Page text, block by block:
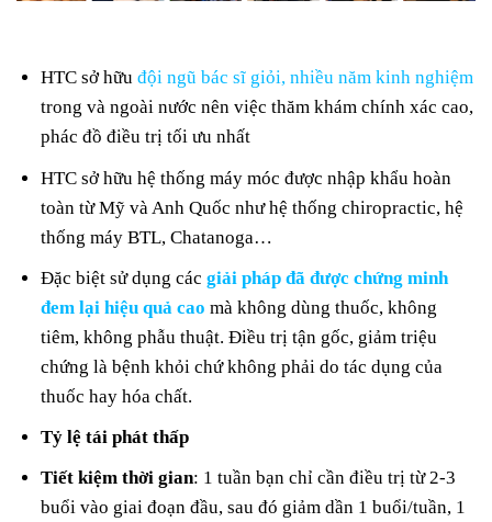
HTC sở hữuđội ngũ bác sĩ giỏi, nhiều năm kinh nghiệm
trong và ngoài nước nên việc thăm khám chính xác cao,
phác đồ điều trị tối ưu nhất
HTC sở hữu hệ thống máy móc được nhập khẩu hoàn
toàn từ Mỹ và Anh Quốc như hệ thống chiropractic, hệ
thống máy BTL, Chatanoga…
Đặc biệt sử dụng cácgiải pháp đã được chứng minh
đem lại hiệu quả cao mà không dùng thuốc, không
tiêm, không phẫu thuật. Điều trị tận gốc, giảm triệu
chứng là bệnh khỏi chứ không phải do tác dụng của
thuốc hay hóa chất.
Tỷ lệ tái phát thấp
Tiết kiệm thời gian: 1 tuần bạn chỉ cần điều trị từ 2-3
buổi vào giai đoạn đầu, sau đó giảm dần 1 buổi/tuần, 1